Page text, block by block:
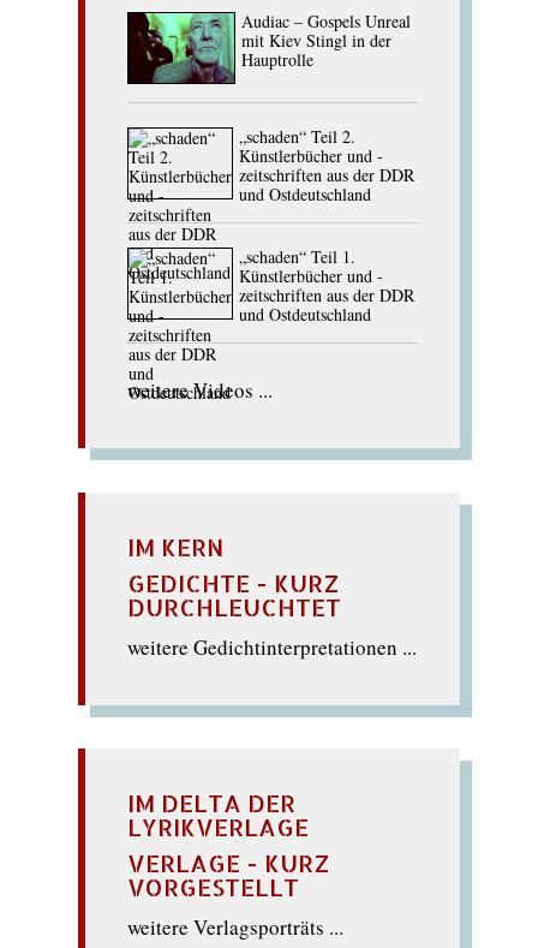
Audiac – Gospels Unreal
mit Kiev Stingl in der
Hauptrolle
„schaden“ Teil 2.
Künstlerbücher und -
zeitschriften aus der DDR
und Ostdeutschland
„schaden“ Teil 1.
Künstlerbücher und -
zeitschriften aus der DDR
und Ostdeutschland
weitere Videos ...
IM KERN
GEDICHTE - KURZ
DURCHLEUCHTET
weitere Gedichtinterpretationen ...
IM DELTA DER
LYRIKVERLAGE
VERLAGE - KURZ
VORGESTELLT
weitere Verlagsporträts ...